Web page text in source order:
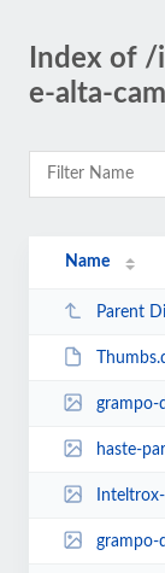
Index of
e-alta-
Name
Parent
grampo-de-
haste-
Inteltrox-
grampo-